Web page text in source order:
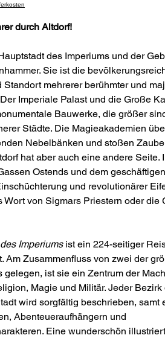
durch Altdorf!
des Imperiums und der
Sie ist die
Standort mehrerer berühmter und
Imperiale Palast und die Große
Bauwerke, die größer
Städte. Die Magieakademien
Nebelbänken und stoßen
hat aber auch eine andere Seite.
Ostends und dem
und revolutionärer
Wort von Sigmars Priestern oder die
Imperiumsist ein 224-seitiger
Am Zusammenfluss von zwei der
gelegen, ist sie ein Zentrum der
Magie und Militär. Jeder Bezirk
wird sorgfältig beschrieben, samt
Abenteueraufhängern und
Eine wunderschön